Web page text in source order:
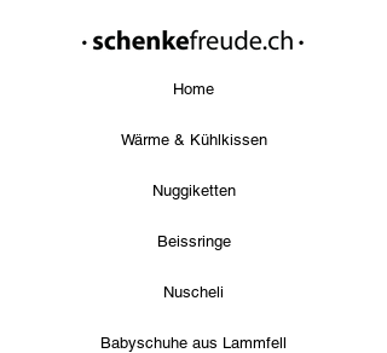
Home
Wärme & Kühlkissen
Nuggiketten
Beissringe
Nuscheli
Babyschuhe aus Lammfell